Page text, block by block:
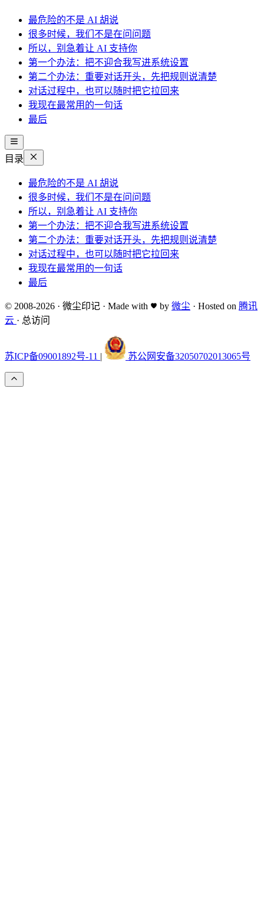
最危险的不是 AI 胡说
很多时候，我们不是在问问题
所以，别急着让 AI 支持你
第一个办法：把不迎合我写进系统设置
第二个办法：重要对话开头，先把规则说清楚
对话过程中，也可以随时把它拉回来
我现在最常用的一句话
最后
目录
最危险的不是 AI 胡说
很多时候，我们不是在问问题
所以，别急着让 AI 支持你
第一个办法：把不迎合我写进系统设置
第二个办法：重要对话开头，先把规则说清楚
对话过程中，也可以随时把它拉回来
我现在最常用的一句话
最后
© 2008-2026 · 微尘印记 · Made with by 微尘 · Hosted on 腾讯
云 · 总访问
苏ICP备09001892号-11 | 苏公网安备32050702013065号